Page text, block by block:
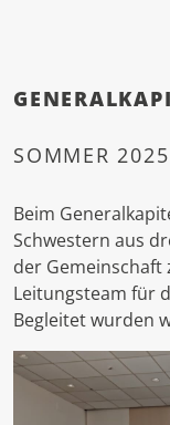
SOMMER 2025
Beim
Schwestern aus
der Gemeinschaft
Leitungsteam für
Begleitet wurden